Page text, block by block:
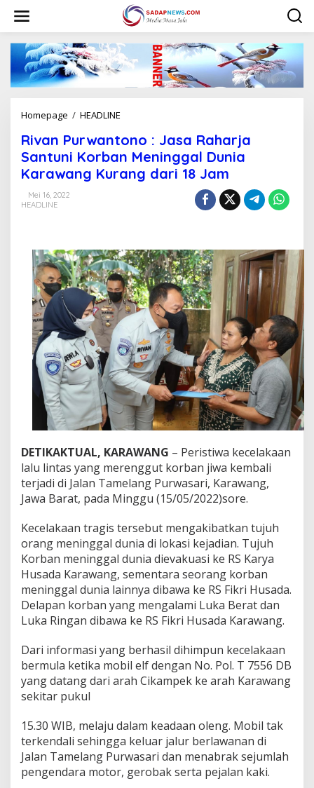
w
Homepage / HEADLINE
v
a
n
P
t
o
n
o
:
J
s
a
R
a
h
a
r
j
S
a
n
t
u
i
K
o
r
b
a
n
M
n
i
n
g
l
D
u
n
i
Rivan Purwantono : Jasa Raharja
Santuni Korban Meninggal Dunia
Karawang Kurang dari 18 Jam
Mei 16, 2022
HEADLINE
DETIKAKTUAL, KARAWANG – Peristiwa kecelakaan
lalu lintas yang merenggut korban jiwa kembali
terjadi di Jalan Tamelang Purwasari, Karawang,
Jawa Barat, pada Minggu (15/05/2022)sore.
Kecelakaan tragis tersebut mengakibatkan tujuh
orang meninggal dunia di lokasi kejadian. Tujuh
Korban meninggal dunia dievakuasi ke RS Karya
Husada Karawang, sementara seorang korban
meninggal dunia lainnya dibawa ke RS Fikri Husada.
Delapan korban yang mengalami Luka Berat dan
Luka Ringan dibawa ke RS Fikri Husada Karawang.
Dari informasi yang berhasil dihimpun kecelakaan
bermula ketika mobil elf dengan No. Pol. T 7556 DB
yang datang dari arah Cikampek ke arah Karawang
sekitar pukul
15.30 WIB, melaju dalam keadaan oleng. Mobil tak
terkendali sehingga keluar jalur berlawanan di
Jalan Tamelang Purwasari dan menabrak sejumlah
pengendara motor, gerobak serta pejalan kaki.